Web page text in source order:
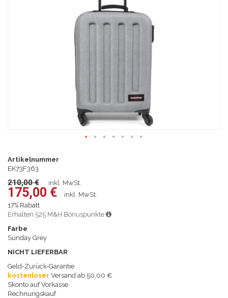
Anfang
der
springen
Artikelnummer
EK73F363
210,00 € inkl. MwSt.
175,00 €
inkl. MwSt.
17% Rabatt
Erhalten 525 M&H Bonuspunkte
Farbe
Sunday Grey
NICHT LIEFERBAR
Geld-Zurück-Garantie
kostenloser Versand ab 50,00 €
Skonto auf Vorkasse
Rechnungskauf